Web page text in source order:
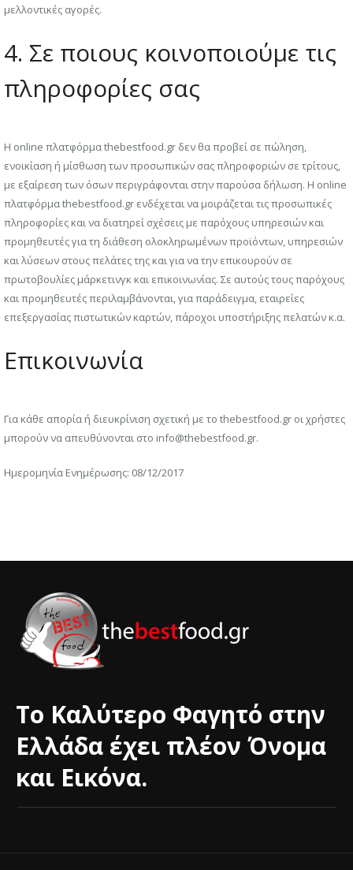
μελλοντικές αγορές.
4. Σε ποιους κοινοποιούμε τις
πληροφορίες σας
Η online πλατφόρμα thebestfood.gr δεν θα προβεί σε πώληση,
ενοικίαση ή μίσθωση των προσωπικών σας πληροφοριών σε τρίτους,
με εξαίρεση των όσων περιγράφονται στην παρούσα δήλωση. Η online
πλατφόρμα thebestfood.gr ενδέχεται να μοιράζεται τις προσωπικές
πληροφορίες και να διατηρεί σχέσεις με παρόχους υπηρεσιών και
προμηθευτές για τη διάθεση ολοκληρωμένων προϊόντων, υπηρεσιών
και λύσεων στους πελάτες της και για να την επικουρούν σε
πρωτοβουλίες μάρκετινγκ και επικοινωνίας. Σε αυτούς τους παρόχους
και προμηθευτές περιλαμβάνονται, για παράδειγμα, εταιρείες
επεξεργασίας πιστωτικών καρτών, πάροχοι υποστήριξης πελατών κ.α.
Επικοινωνία
Για κάθε απορία ή διευκρίνιση σχετική με το thebestfood.gr οι χρήστες
μπορούν να απευθύνονται στο info@thebestfood.gr.
Ημερομηνία Ενημέρωσης: 08/12/2017
Το Καλύτερο Φαγητό στην
Ελλάδα έχει πλέον Όνομα
και Εικόνα.